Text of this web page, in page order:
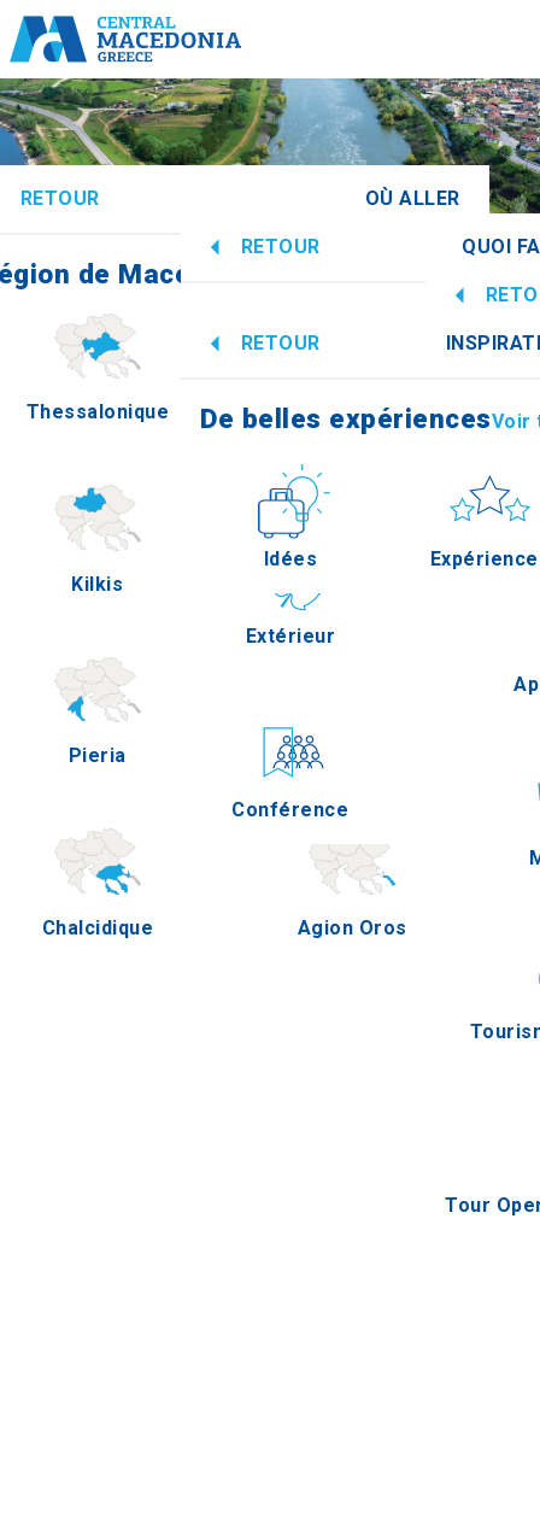
RETOUR OÙ ALLER
de Macédoine centrale
Thessalonique Imathia
Kilkis
Pieria Serres
Chalcidique Agion Oros
RETOUR QUOI
Culture
Extérieur
Conférence
Tour
RETOUR
De belles expériencesVoir
Idées